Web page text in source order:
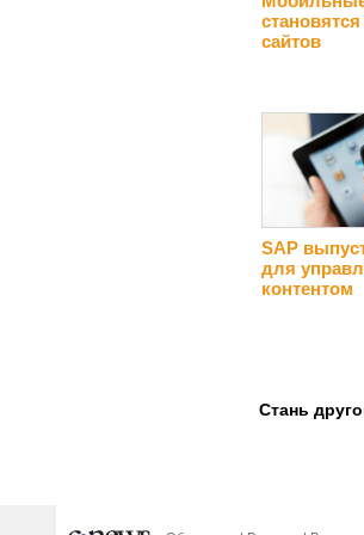
сайтов
SAP
для
контентом
Стань